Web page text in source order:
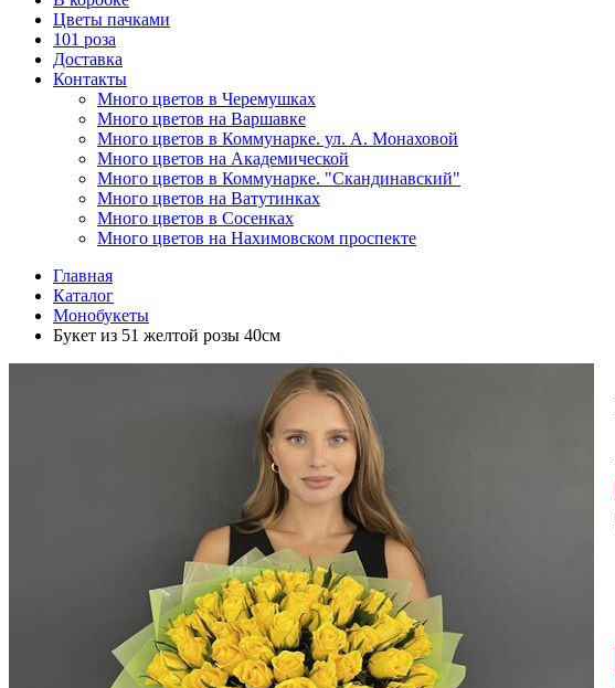
Цветы пачками
101 роза
Доставка
Контакты
Много цветов в Черемушках
Много цветов на Варшавке
Много цветов в Коммунарке. ул. А. Монаховой
Много цветов на Академической
Много цветов в Коммунарке. "Скандинавский"
Много цветов на Ватутинках
Много цветов в Сосенках
Много цветов на Нахимовском проспекте
Главная
Каталог
Монобукеты
Букет из 51 желтой розы 40см